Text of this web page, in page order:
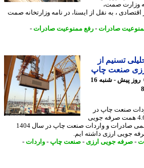
صمت،
، به نقل از ایسنا، در نامه وزارتخانه صمت
صادرات- رفع ممنوعیت صادرات-
تسنیم از
61 روز پیش - شنبه 16
صنعت چاپ در
نشان می دهد که 4.6 همت صرفه جویی
ارزی داشته ایم. - آمارهای رسمی صادرات و واردات صنعت چاپ در سال 1404
صرفه جویی ارزی - صنعت چاپ -واردات -